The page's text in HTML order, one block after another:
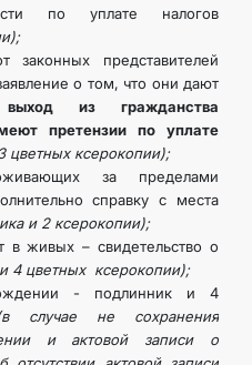
по уплате налогов
представителей
о том, что они дают
из гражданства
претензии по уплате
цветных ксерокопии);
за пределами
справку с места
и 2 ксерокопии);
в живых – свидетельство о
4 цветных ксерокопии);
- подлинник и 4
случае не сохранения
и актовой записи о